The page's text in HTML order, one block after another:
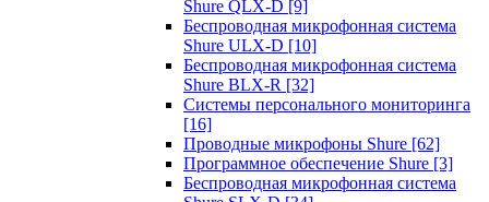
Shure QLX-D [9]
Беспроводная микрофонная система
Shure ULX-D [10]
Беспроводная микрофонная система
Shure BLX-R [32]
Системы персонального мониторинга
[16]
Проводные микрофоны Shure [62]
Программное обеспечение Shure [3]
Беспроводная микрофонная система